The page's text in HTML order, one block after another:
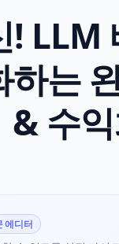
! LLM
하는
& 수
에디터